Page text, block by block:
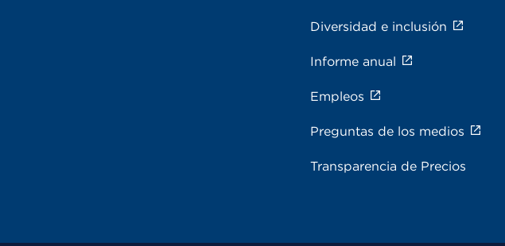
Diversidad e inclusión
Informe anual
Empleos
Preguntas de los medios
Transparencia de Precios